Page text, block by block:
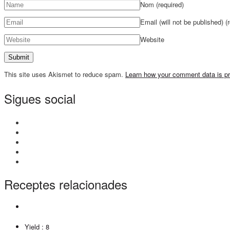
Nom (required)
Email (will not be published)
Website
This site uses Akismet to reduce spam. Learn how your comment data is
Sigues social
Receptes relacionades
Yield : 8